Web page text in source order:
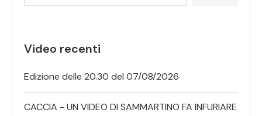
Video recenti
Edizione delle 20.30 del 07/08/2026
CACCIA - UN VIDEO DI SAMMARTINO FA INFURIARE